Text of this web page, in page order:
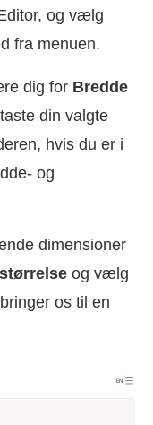
og vælg
fra menuen.
dig for Bredde
din valgte
hvis du er i
og
dimensioner
og vælg
os til en